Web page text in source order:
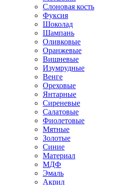
Слоновая кость
Фуксия
Шоколад
Шампань
Оливковые
Оранжевые
Вишневые
Изумрудные
Венге
Ореховые
Янтарные
Сиреневые
Салатовые
Фиолетовые
Мятные
Золотые
Синие
Материал
МДФ
Эмаль
Акрил